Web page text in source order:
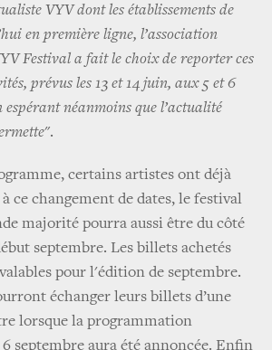
VYV dont les établissements de
en première ligne, l’association
Festival a fait le choix de reporter ces
prévus les 13 et 14 juin, aux 5 et 6
espérant néanmoins que l’actualité
".
certains artistes ont déjà
ce changement de dates, le festival
majorité pourra aussi être du côté
septembre. Les billets achetés
pour l'édition de septembre.
échanger leurs billets d’une
lorsque la programmation
septembre aura été annoncée. Enfin